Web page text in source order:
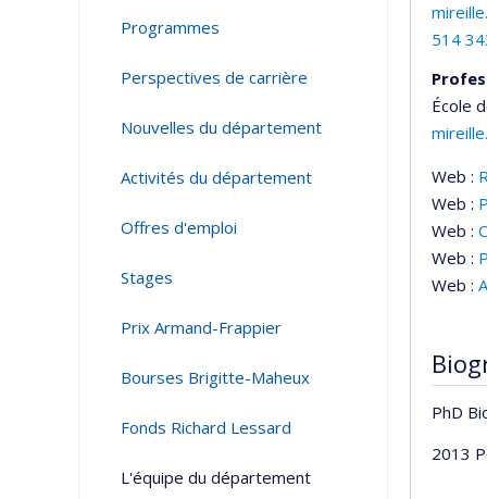
514
École
Web :
Web :
Web :
Web :
Web :
PhD
2013
Programmes
Perspectives de carrière
Nouvelles du département
Activités du département
Offres d'emploi
Stages
Prix Armand-Frappier
Bourses Brigitte-Maheux
Fonds Richard Lessard
L'équipe du département